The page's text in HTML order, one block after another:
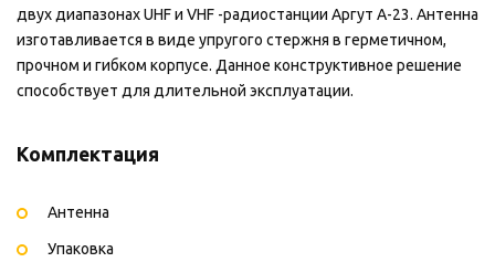
двух диапазонах UHF и VHF -радиостанции Аргут А-23. Антенна
изготавливается в виде упругого стержня в герметичном,
прочном и гибком корпусе. Данное конструктивное решение
способствует для длительной эксплуатации.
Комплектация
Антенна
Упаковка